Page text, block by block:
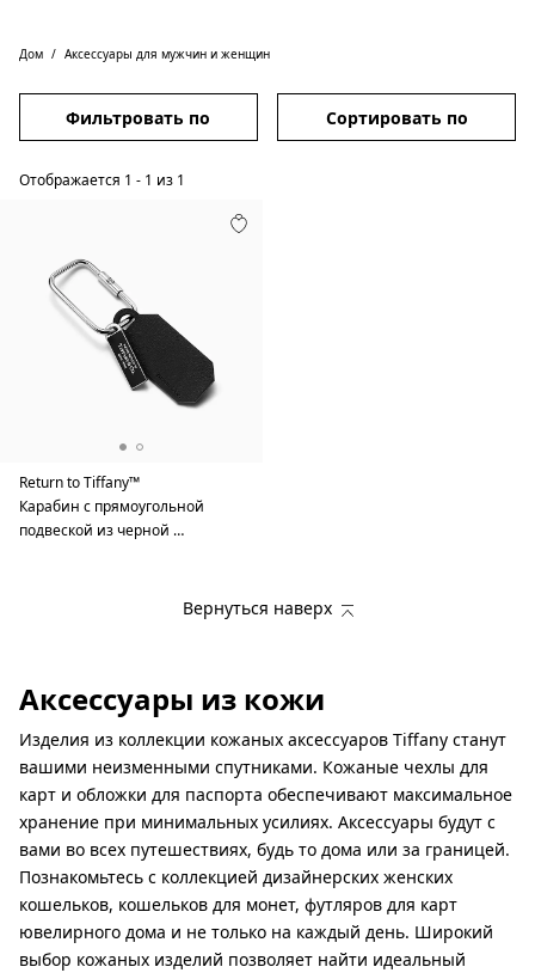
Дом Аксессуары для мужчин и женщин
Фильтровать по Сортировать по
Отображается 1 - 1 из 1
Return to Tiffany™
Карабин с прямоугольной
подвеской из черной …
Вернуться наверх
Аксессуары из кожи
Изделия из коллекции кожаных аксессуаров Tiffany станут
вашими неизменными спутниками. Кожаные чехлы для
карт и обложки для паспорта обеспечивают максимальное
хранение при минимальных усилиях. Аксессуары будут с
вами во всех путешествиях, будь то дома или за границей.
Познакомьтесь с коллекцией дизайнерских женских
кошельков, кошельков для монет, футляров для карт
ювелирного дома и не только на каждый день. Широкий
выбор кожаных изделий позволяет найти идеальный